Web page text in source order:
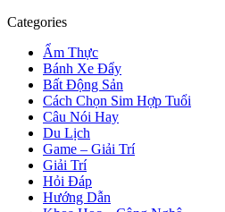
Categories
Ẩm Thực
Bánh Xe Đẩy
Bất Động Sản
Cách Chọn Sim Hợp Tuổi
Câu Nói Hay
Du Lịch
Game – Giải Trí
Giải Trí
Hỏi Đáp
Hướng Dẫn